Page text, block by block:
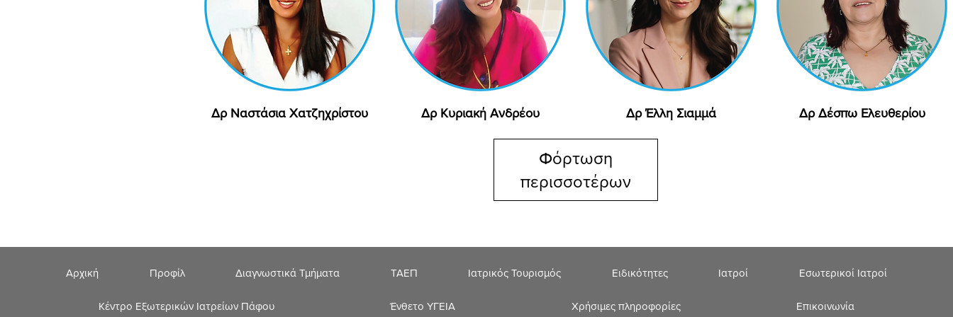
Γρήγορη προβολή
Δρ Ναστάσια Χατζηχρίστου Γρήγορη προβολή
Δρ Κυριακή Ανδρέου Γρήγορη προβολή
Δρ Έλλη Σιαμμά Γρήγορη προβολή
Δρ Δέσπω Ελευθερίου
Φόρτωση
περισσοτέρων
Αρχική Προφίλ Διαγνωστικά Τμήματα ΤΑΕΠ Ιατρικός Τουρισμός Ειδικότητες Ιατροί Εσωτερικοί Ιατροί
Κέντρο Εξωτερικών Ιατρείων Πάφου Ένθετο ΥΓΕΙΑ Χρήσιμες πληροφορίες Επικοινωνία